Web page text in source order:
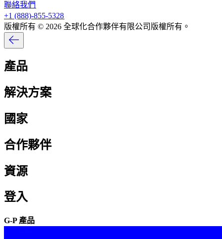
聯絡我們​​
+1 (888)-855-5328​​
版權所有 © 2026 全球化合作夥伴有限公司版權所有。​​
產品​​
解決方案​​
國家​​
合作夥伴​​
資源​​
登入​​
G-P 產品​​